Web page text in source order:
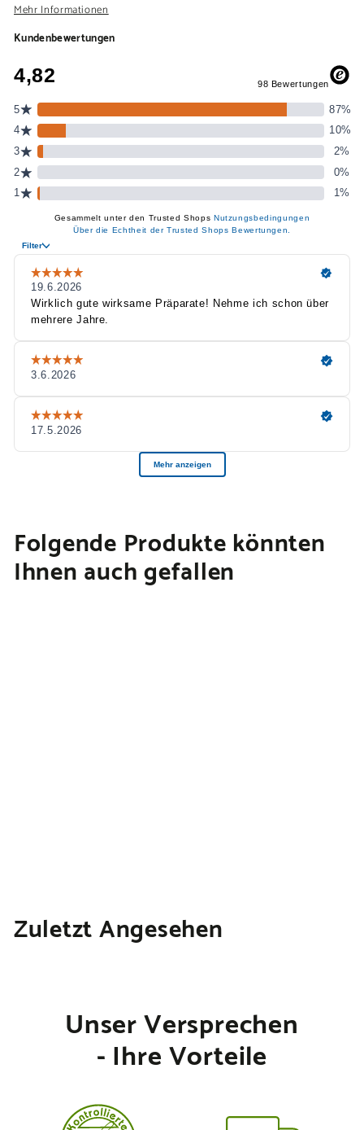
Mehr Informationen
Kundenbewertungen
Folgende Produkte könnten
Ihnen auch gefallen
5
Zuletzt Angesehen
Unser Versprechen
- Ihre Vorteile